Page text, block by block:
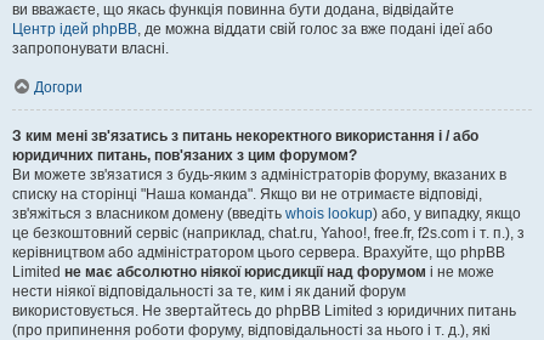
ви вважаєте, що якась функція повинна бути додана, відвідайте
Центр ідей phpBB, де можна віддати свій голос за вже подані ідеї або
запропонувати власні.
Догори
З ким мені зв'язатись з питань некоректного використання і / або
юридичних питань, пов'язаних з цим форумом?
Ви можете зв'язатися з будь-яким з адміністраторів форуму, вказаних в
списку на сторінці "Наша команда". Якщо ви не отримаєте відповіді,
зв'яжіться з власником домену (введіть whois lookup) або, у випадку, якщо
це безкоштовний сервіс (наприклад, chat.ru, Yahoo!, free.fr, f2s.com і т. п.), з
керівництвом або адміністратором цього сервера. Врахуйте, що phpBB
Limited не має абсолютно ніякої юрисдикції над форумом і не може
нести ніякої відповідальності за те, ким і як даний форум
використовується. Не звертайтесь до phpBB Limited з юридичних питань
(про припинення роботи форуму, відповідальності за нього і т. д.), які